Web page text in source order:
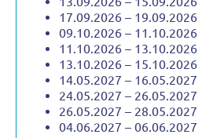
17.09.2026 – 19.09.2026
09.10.2026 – 11.10.2026
11.10.2026 – 13.10.2026
13.10.2026 – 15.10.2026
14.05.2027 – 16.05.2027
24.05.2027 – 26.05.2027
26.05.2027 – 28.05.2027
04.06.2027 – 06.06.2027